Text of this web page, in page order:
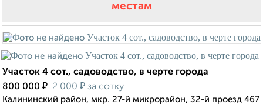
местам
Участок 4 сот., садоводство, в черте города
800 000 ₽ 2 000 ₽ за сотку
Калининский район, мкр. 27-й микрорайон, 32-й проезд 467